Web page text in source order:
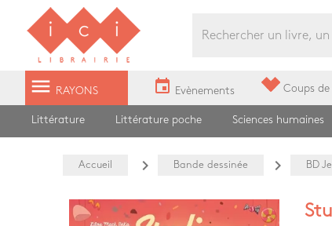
Librairie Ici Grands Boulevards
menu RAYONS event Evènements Coups
Littérature Littérature poche Sciences humaines
Accueil navigate_next Bande dessinée navigate_next BD